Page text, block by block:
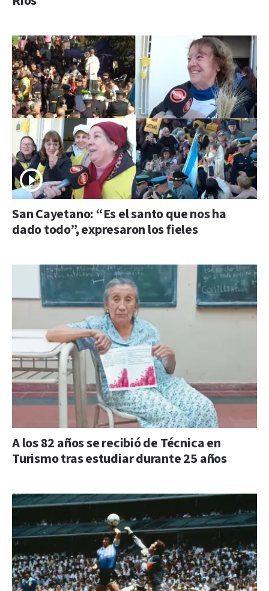
San Cayetano: “Es el santo que nos ha
dado todo”, expresaron los fieles
A los 82 años se recibió de Técnica en
Turismo tras estudiar durante 25 años